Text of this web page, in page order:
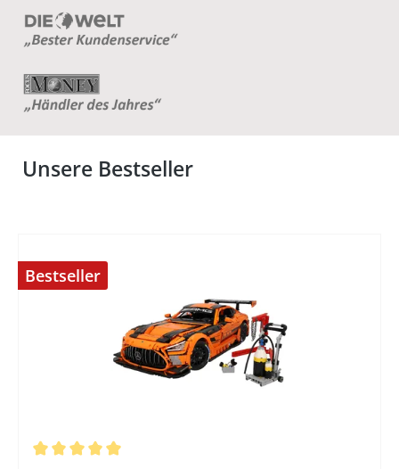
Unsere Bestseller
Bestseller